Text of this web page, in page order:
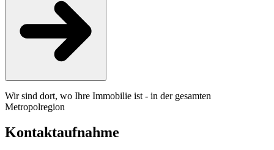
Wir sind dort, wo Ihre Immobilie ist - in der gesamten
Metropolregion
Kontaktaufnahme